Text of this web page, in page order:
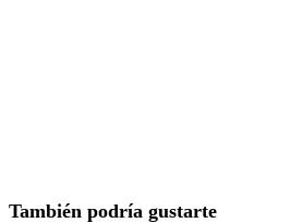
También podría gustarte